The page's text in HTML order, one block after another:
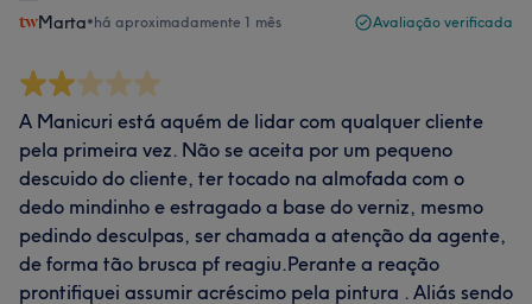
Marta•há aproximadamente 1 mês Avaliação verificada
A Manicuri está aquém de lidar com qualquer cliente
pela primeira vez. Não se aceita por um pequeno
descuido do cliente, ter tocado na almofada com o
dedo mindinho e estragado a base do verniz, mesmo
pedindo desculpas, ser chamada a atenção da agente,
de forma tão brusca pf reagiu.Perante a reação
prontifiquei assumir acréscimo pela pintura . Aliás sendo